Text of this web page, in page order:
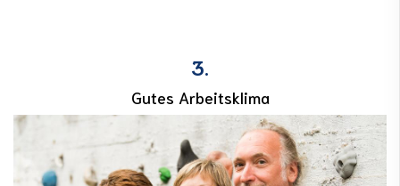
3.
Gutes Arbeitsklima